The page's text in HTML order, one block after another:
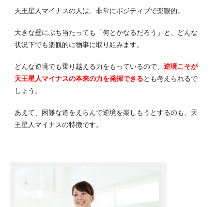
天王星人マイナスの人は、非常にポジティブで楽観的。
大きな壁にぶち当たっても「何とかなるだろう」と、どんな
状況下でも楽観的に物事に取り組みます。
どんな逆境でも乗り越える力をもっているので、 逆境こそが
天王星人マイナスの本来の力を発揮できるとも考えられるで
しょう。
あえて、困難な道をえらんで逆境を楽しもうとするのも、天
王星人マイナスの特徴です。